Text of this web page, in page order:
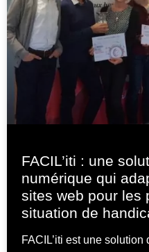
FACIL’iti : une
numérique qui
sites web pour les
situation de
FACIL’iti est une